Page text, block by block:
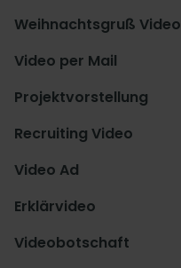
Weihnachtsgruß Video
Video per Mail
Projektvorstellung
Recruiting Video
Video Ad
Erklärvideo
Videobotschaft